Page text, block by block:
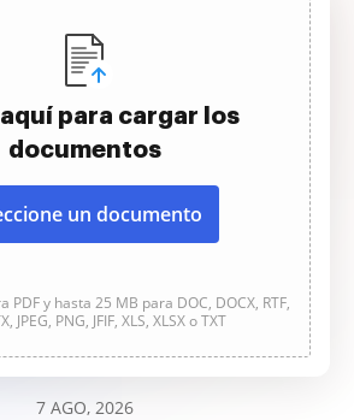
aquí para cargar los
documentos
un documento
PDF y hasta 25 MB para DOC, DOCX, RTF,
JPEG, PNG, JFIF, XLS, XLSX o TXT
7 AGO, 2026